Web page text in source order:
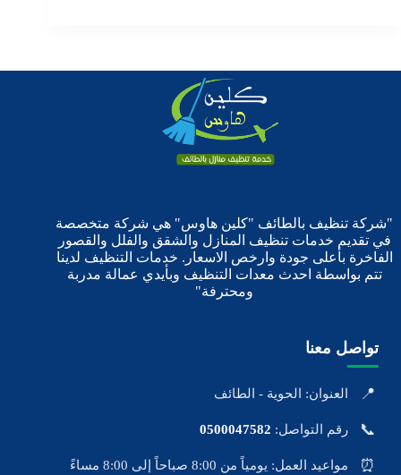
"شركة تنظيف بالطائف "كلين هاوس" هي شركة متخصصة
في تقديم خدمات تنظيف المنازل والشقق والفلل والقصور
الفاخرة بأعلى جودة وارخص الاسعار. خدمات التنظيف لدينا
تتم بواسطة احدث معدات التنظيف وبأيدي عمالة مدربة
ومحترفة"
تواصل معنا
📍 العنوان: الحوية - الطائف
📞 رقم التواصل: 0500047582
⏰ مواعيد العمل: يومياً من 8:00 صباحاً إلى 8:00 مساءً